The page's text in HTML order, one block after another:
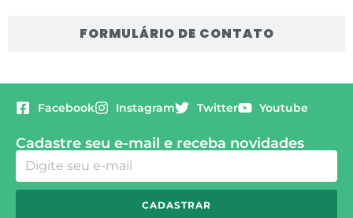
FORMULÁRIO DE CONTATO
Facebook Instagram Twitter Youtube
Cadastre seu e-mail e receba novidades
CADASTRAR